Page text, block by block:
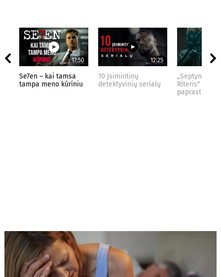
17:50
Se7en – kai tamsa
tampa meno kūriniu
12:25
10 įsimintinų
detektyvinių serialų
„Septynių
Riteris" – kai
paprastumas